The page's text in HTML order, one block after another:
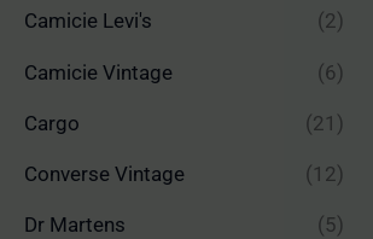
Camicie Levi's (2)
Camicie Vintage (6)
Cargo (21)
Converse Vintage (12)
Dr Martens (5)